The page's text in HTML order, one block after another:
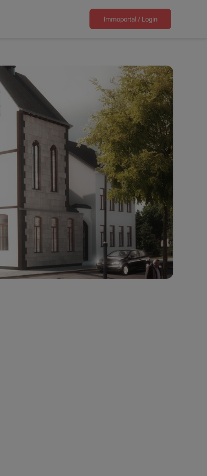
Immoportal / Login